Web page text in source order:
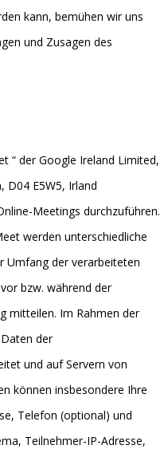
kann, bemühen wir uns
und Zusagen des
“ der Google Ireland Limited,
D04 E5W5, Irland
Meetings durchzuführen.
werden unterschiedliche
Umfang der verarbeiteten
bzw. während der
mitteilen. Im Rahmen der
der
und auf Servern von
können insbesondere Ihre
Telefon (optional) und
Teilnehmer-IP-Adresse,